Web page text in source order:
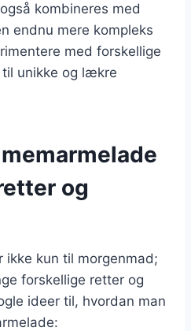
kombineres med
endnu mere kompleks
med forskellige
unikke og lækre
og
ikke kun til morgenmad;
forskellige retter og
ideer til, hvordan man